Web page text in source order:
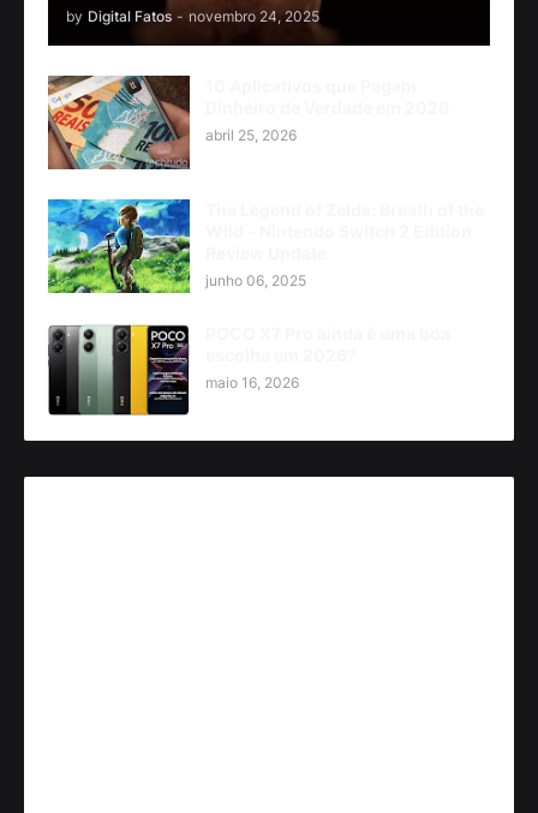
by Digital Fatos - novembro 24, 2025
abril 25, 2026
junho 06, 2025
maio 16, 2026